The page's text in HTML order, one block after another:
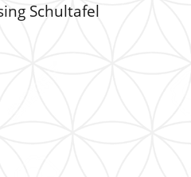
Schultafel